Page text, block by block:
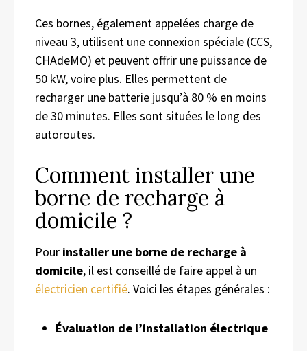
Ces bornes, également appelées charge de
niveau 3, utilisent une connexion spéciale (CCS,
CHAdeMO) et peuvent offrir une puissance de
50 kW, voire plus. Elles permettent de
recharger une batterie jusqu’à 80 % en moins
de 30 minutes. Elles sont situées le long des
autoroutes.
Comment installer une
borne de recharge à
domicile ?
Pour installer une borne de recharge à
domicile, il est conseillé de faire appel à un
électricien certifié. Voici les étapes générales :
Évaluation de l’installation électrique